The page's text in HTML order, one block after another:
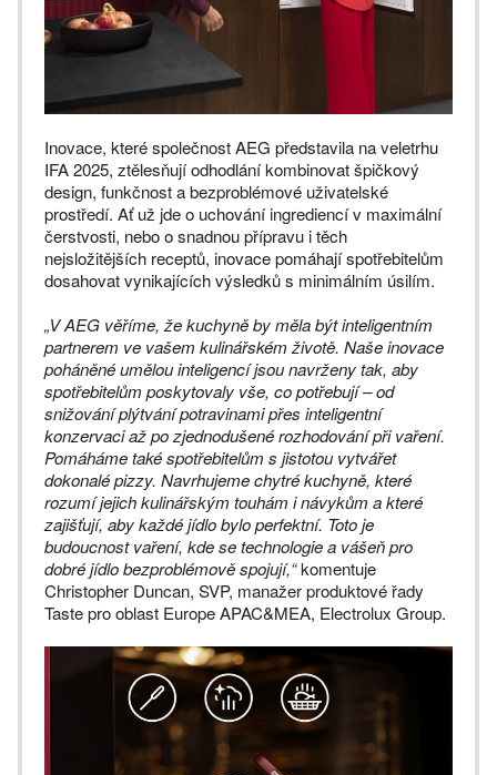
Inovace, které společnost AEG představila na veletrhu
IFA 2025, ztělesňují odhodlání kombinovat špičkový
design, funkčnost a bezproblémové uživatelské
prostředí. Ať už jde o uchování ingrediencí v maximální
čerstvosti, nebo o snadnou přípravu i těch
nejsložitějších receptů, inovace pomáhají spotřebitelům
dosahovat vynikajících výsledků s minimálním úsilím.
„V AEG věříme, že kuchyně by měla být inteligentním
partnerem ve vašem kulinářském životě. Naše inovace
poháněné umělou inteligencí jsou navrženy tak, aby
spotřebitelům poskytovaly vše, co potřebují – od
snižování plýtvání potravinami přes inteligentní
konzervaci až po zjednodušené rozhodování při vaření.
Pomáháme také spotřebitelům s jistotou vytvářet
dokonalé pizzy. Navrhujeme chytré kuchyně, které
rozumí jejich kulinářským touhám i návykům a které
zajišťují, aby každé jídlo bylo perfektní. Toto je
budoucnost vaření, kde se technologie a vášeň pro
dobré jídlo bezproblémově spojují,“komentuje
Christopher Duncan, SVP, manažer produktové řady
Taste pro oblast Europe APAC&MEA, Electrolux Group.